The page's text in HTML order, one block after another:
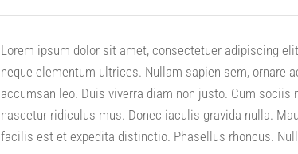
Lorem ipsum dolor sit amet, consectetuer adipiscing
neque elementum ultrices. Nullam sapien sem, ornare
accumsan leo. Duis viverra diam non justo. Cum
nascetur ridiculus mus. Donec iaculis gravida nulla.
facilis est et expedita distinctio. Phasellus rhoncus.